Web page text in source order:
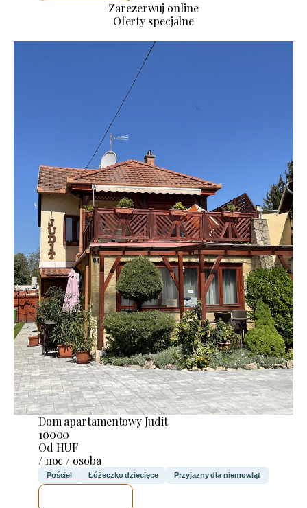
Zarezerwuj online
Oferty specjalne
Dom apartamentowy Judit
10000
Od HUF
/ noc / osoba
Pościel Łóżeczko dziecięce Przyjazny dla niemowląt